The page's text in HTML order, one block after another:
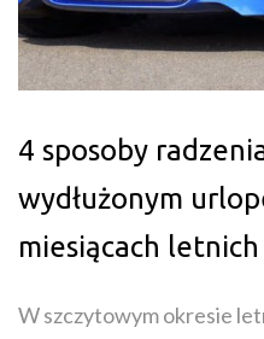
4 sposoby
wydłużonym
miesiącach letnich
W szczytowym okresie